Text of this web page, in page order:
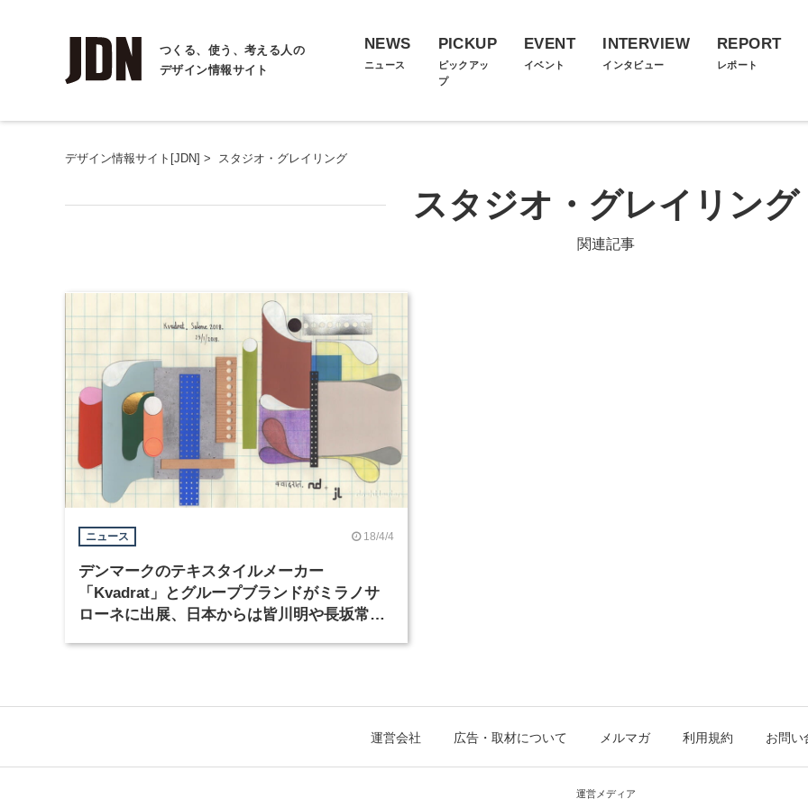
つくる、使う、考える人の
デザイン情報サイト
NEWS
ニュース
PICKUP
ピックアッ
プ
EVENT
イベント
INTERVIEW
インタビュー
REPORT
レポート
デザイン情報サイト[JDN] > スタジオ・グレイリング
スタジオ・グレイリング
関連記事
ニュース 18/4/4
デンマークのテキスタイルメーカー
「Kvadrat」とグループブランドがミラノサ
ローネに出展、日本からは皆川明や長坂常が
運営会社 広告・取材について メルマガ 利用規約 お問い
運営メディア